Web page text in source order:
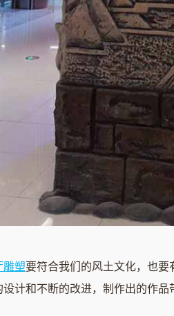
雕塑要符合我们的风土文化，也要
计和不断的改进，制作出的作品